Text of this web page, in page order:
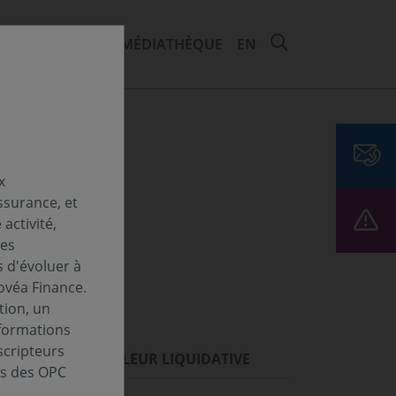
MÉDIATHÈQUE EN
VALEUR LIQUIDATIVE
et
activité,
d'évoluer à
Finance.
un
des OPC